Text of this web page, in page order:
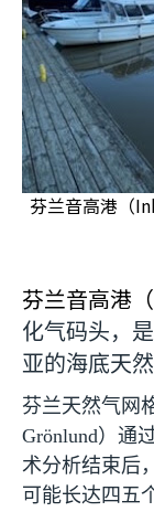
芬兰音高港（
芬兰音高港（
化气码头，
亚的海底天
芬兰天然气网
Grönlund）通
术分析结束后
可能长达四五